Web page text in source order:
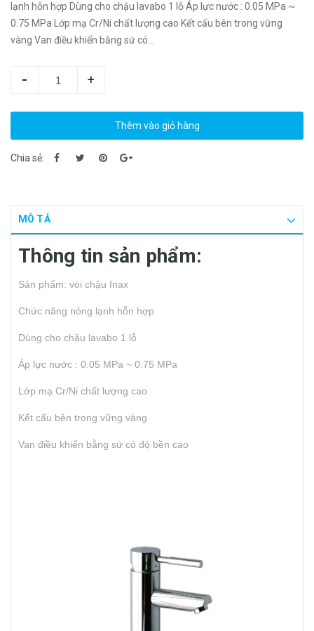
lạnh hỗn hợp Dùng cho chậu lavabo 1 lỗ Áp lực nước : 0.05 MPa ~
0.75 MPa Lớp mạ Cr/Ni chất lượng cao Kết cấu bên trong vững
vàng Van điều khiển bằng sứ có...
- +
Thêm vào giỏ hàng
Chia sẻ:
MÔ TẢ
Thông tin sản phẩm:
Sản phẩm: vòi chậu Inax
Chức năng nóng lạnh hỗn hợp
Dùng cho chậu lavabo 1 lỗ
Áp lực nước : 0.05 MPa ~ 0.75 MPa
Lớp mạ Cr/Ni chất lượng cao
Kết cấu bên trong vững vàng
Van điều khiển bằng sứ có độ bền cao